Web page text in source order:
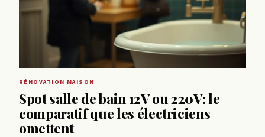
RÉNOVATION MAISON
Spot salle de bain 12V ou 220V: le
comparatif que les électriciens
omettent